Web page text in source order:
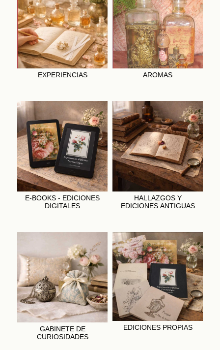
EXPERIENCIAS AROMAS
E-BOOKS - EDICIONES
DIGITALES
HALLAZGOS Y
EDICIONES ANTIGUAS
GABINETE DE
CURIOSIDADES
EDICIONES PROPIAS